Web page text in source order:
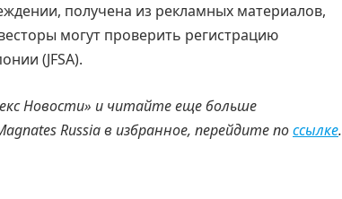
получена из рекламных материалов,
могут проверить регистрацию
(JFSA).
Новости» и читайте еще больше
Russiaв избранное, перейдите поссылке.